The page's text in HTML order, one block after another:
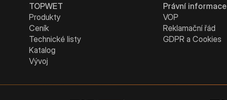
TOPWET
Produkty
Ceník
Technické listy
Katalog
Vývoj
Právní informace
VOP
Reklamační řád
GDPR a Cookies